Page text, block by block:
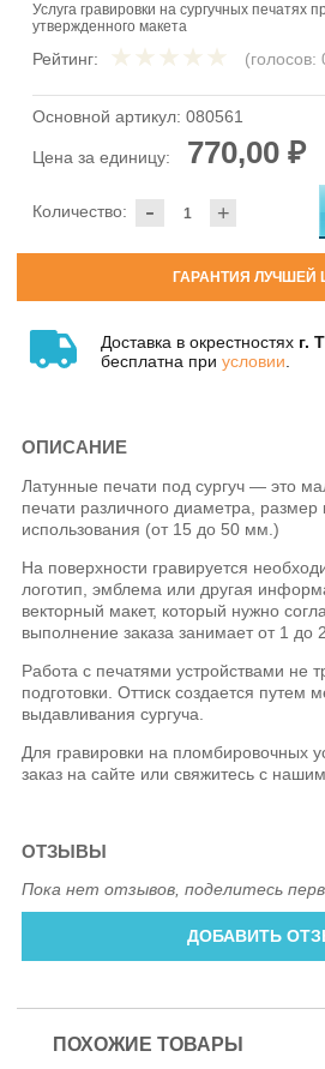
Услуга гравировки на сургучных печатях
утвержденного макета
Рейтинг: (голосов:
Основной артикул: 080561
Цена за единицу: 770,00 ₽
- +
Количество:
ГАРАНТИЯ ЛУЧШЕЙ
Доставка в окрестностях г.
бесплатна при условии
ОПИСАНИЕ
Латунные печати под сургуч — это
печати различного диаметра, размер
использования (от 15 до 50 мм.)
На поверхности гравируется
логотип, эмблема или другая
векторный макет, который нужно
выполнение заказа занимает от 1 до
Работа с печатями устройствами не
подготовки. Оттиск создается путем
выдавливания сургуча.
Для гравировки на пломбировочных
заказ на сайте или свяжитесь с
ОТЗЫВЫ
Пока нет отзывов, поделитесь
ДОБАВИТЬ
ПОХОЖИЕ ТОВАРЫ